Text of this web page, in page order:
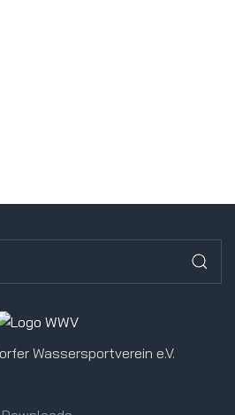
Wassersportverein e.V.